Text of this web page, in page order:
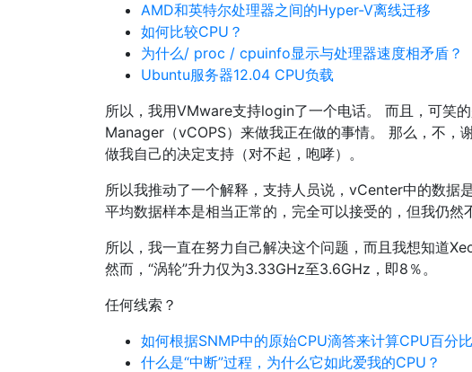
AMD和英特尔处理器之间的Hyper-V离线迁移
如何比较CPU？
为什么/ proc / cpuinfo显示与处理器速度相矛盾？
Ubuntu服务器12.04 CPU负载
所以，我用VMware支持login了一个电话。 而且，可笑
Manager（vCOPS）来做我正在做的事情。 那么，不，
做我自己的决定支持（对不起，咆哮）。
所以我推动了一个解释，支持人员说，vCenter中的数据
平均数据样本是相当正常的，完全可以接受的，但我仍然
所以，我一直在努力自己解决这个问题，而且我想知道
然而，“涡轮”升力仅为3.33GHz至3.6GHz，即8％。
任何线索？
如何根据SNMP中的原始CPU滴答来计算CPU百分比
什么是“中断”过程，为什么它如此爱我的CPU？